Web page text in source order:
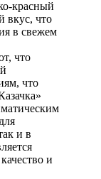
красный
вкус, что
в свежем
что
что
и в
и